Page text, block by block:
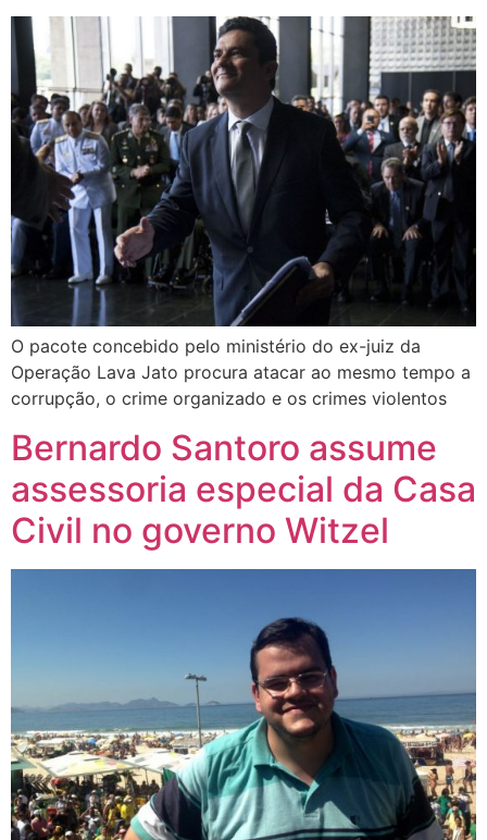
O pacote concebido pelo ministério do ex-juiz da
Operação Lava Jato procura atacar ao mesmo tempo a
corrupção, o crime organizado e os crimes violentos
Bernardo Santoro assume
assessoria especial da Casa
Civil no governo Witzel